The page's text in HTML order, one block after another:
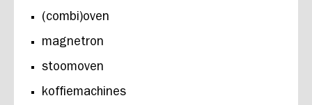
(combi)oven
magnetron
stoomoven
koffiemachines